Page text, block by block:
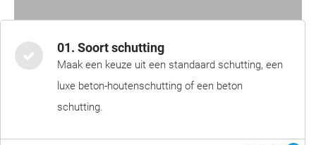
01. Soort schutting
Maak een keuze uit een standaard schutting, een
luxe beton-houtenschutting of een beton
schutting.